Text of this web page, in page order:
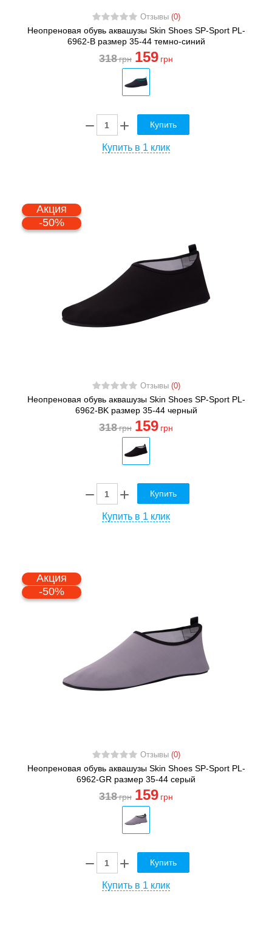
Отзывы (0)
Неопреновая обувь аквашузы Skin Shoes SP-Sport PL-
6962-B размер 35-44 темно-синий
318грн 159 грн
Купить
Купить в 1 клик
Акция
-50%
Отзывы (0)
Неопреновая обувь аквашузы Skin Shoes SP-Sport PL-
6962-BK размер 35-44 черный
318грн 159 грн
Купить
Купить в 1 клик
Акция
-50%
Отзывы (0)
Неопреновая обувь аквашузы Skin Shoes SP-Sport PL-
6962-GR размер 35-44 серый
318грн 159 грн
Купить
Купить в 1 клик